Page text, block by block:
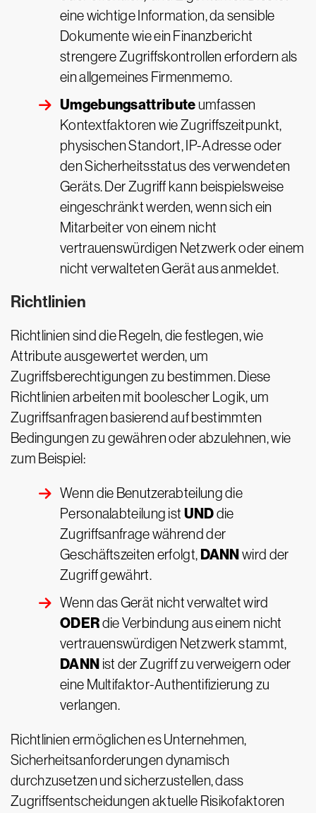
eine wichtige Information, da sensible
Dokumente wie ein Finanzbericht
strengere Zugriffskontrollen erfordern als
ein allgemeines Firmenmemo.
Umgebungsattribute umfassen
Kontextfaktoren wie Zugriffszeitpunkt,
physischen Standort, IP-Adresse oder
den Sicherheitsstatus des verwendeten
Geräts. Der Zugriff kann beispielsweise
eingeschränkt werden, wenn sich ein
Mitarbeiter von einem nicht
vertrauenswürdigen Netzwerk oder einem
nicht verwalteten Gerät aus anmeldet.
Richtlinien
Richtlinien sind die Regeln, die festlegen, wie
Attribute ausgewertet werden, um
Zugriffsberechtigungen zu bestimmen. Diese
Richtlinien arbeiten mit boolescher Logik, um
Zugriffsanfragen basierend auf bestimmten
Bedingungen zu gewähren oder abzulehnen, wie
zum Beispiel:
Wenn die Benutzerabteilung die
Personalabteilung ist UNDdie
Zugriffsanfrage während der
Geschäftszeiten erfolgt, DANNwird der
Zugriff gewährt.
Wenn das Gerät nicht verwaltet wird
ODERdie Verbindung aus einem nicht
vertrauenswürdigen Netzwerk stammt,
DANN ist der Zugriff zu verweigern oder
eine Multifaktor-Authentifizierung zu
verlangen.
Richtlinien ermöglichen es Unternehmen,
Sicherheitsanforderungen dynamisch
durchzusetzen und sicherzustellen, dass
Zugriffsentscheidungen aktuelle Risikofaktoren